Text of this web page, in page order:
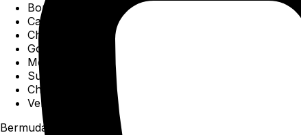
Boné
Carteiras
Chaveiros
Gorros
Meias
Sunga
Chinelos
Ver todos
Bermudas